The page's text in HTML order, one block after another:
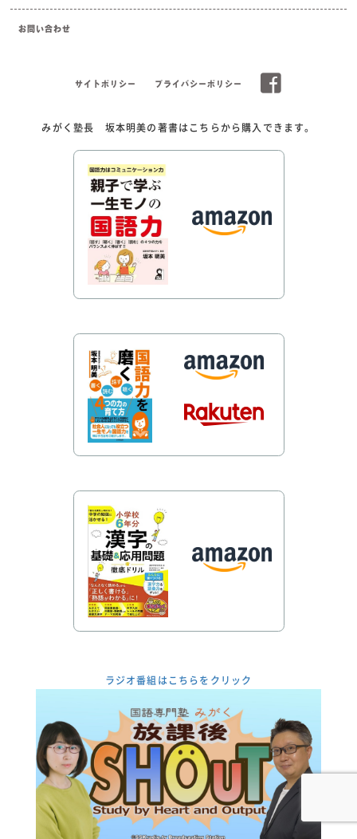
お問い合わせ
サイトポリシー プライバシーポリシー
みがく塾長 坂本明美の著書はこちらから購入できます。
ラジオ番組はこちらをクリック